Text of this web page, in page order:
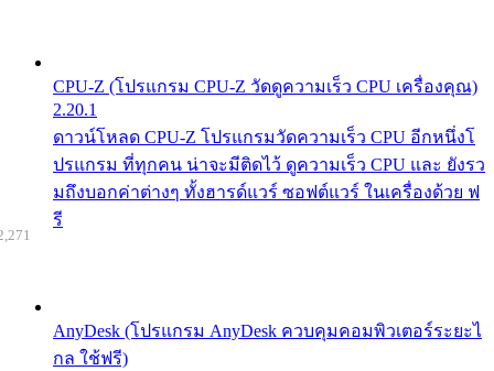
CPU-Z (โปรแกรม CPU-Z วัดดูความเร็ว CPU เครื่องคุณ)
2.20.1
ดาวน์โหลด CPU-Z โปรแกรมวัดความเร็ว CPU อีกหนึ่งโ
ปรแกรม ที่ทุกคน น่าจะมีติดไว้ ดูความเร็ว CPU และ ยังรว
มถึงบอกค่าต่างๆ ทั้งฮารด์แวร์ ซอฟต์แวร์ ในเครื่องด้วย ฟ
รี
AnyDesk (โปรแกรม AnyDesk ควบคุมคอมพิวเตอร์ระยะไ
กล ใช้ฟรี)